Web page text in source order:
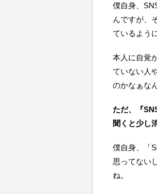
僕自身、
んですが、
ているよう
本人に自覚
ていない人
のかなぁな
ただ、『
聞くと少し
僕自身、「
思ってない
ね。